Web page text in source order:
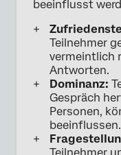
beeinflusst
Teilnehmer
vermeintlich
Antworten.
Dominanz:
Gespräch
Personen,
beeinflussen.